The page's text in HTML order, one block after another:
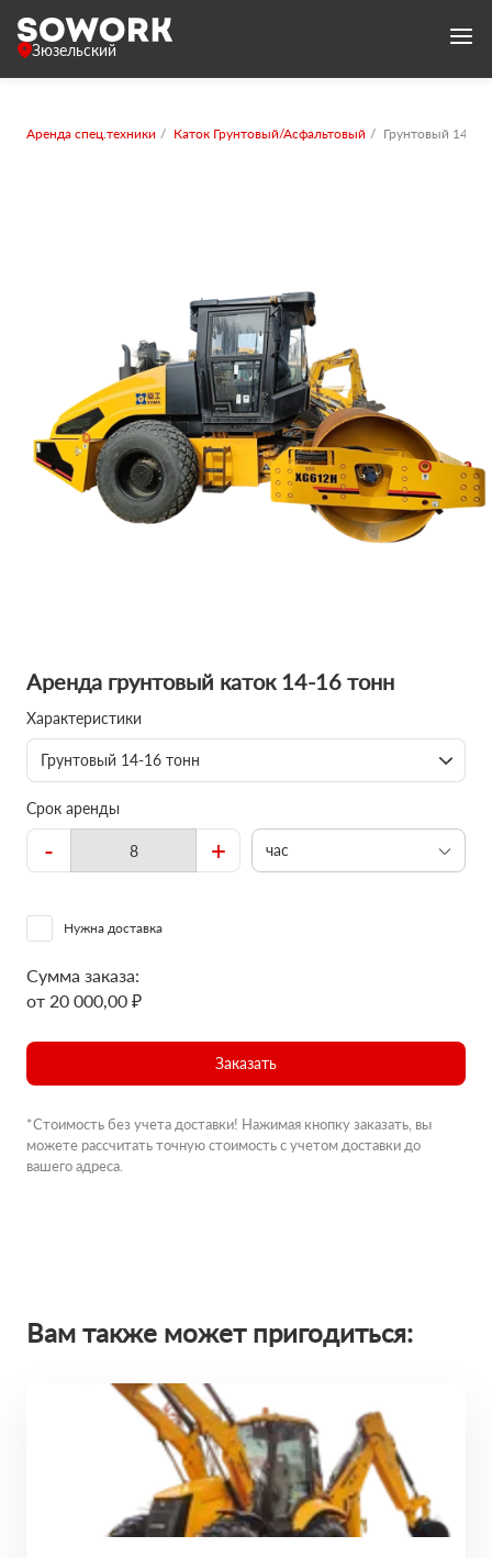
Зюзельский
Аренда спец.техники Каток Грунтовый/Асфальтовый Грунтовый 14-16
Аренда грунтовый каток 14-16 тонн
Характеристики
Грунтовый 14-16 тонн
Срок аренды
- + час
Нужна доставка
Сумма заказа:
от 20 000,00 ₽
Заказать
*Стоимость без учета доставки! Нажимая кнопку заказать, вы
можете рассчитать точную стоимость с учетом доставки до
вашего адреса.
Вам также может пригодиться: